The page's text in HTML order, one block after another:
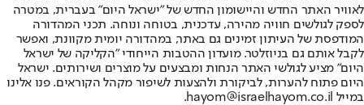
לאוויר האתר החדש והיישומון החדש של "ישראל היום" בעברית, במטרה
לספק לגולשים חוויה מהירה, עדכנית, בטוחה ונוחה. תכני המהדורה
המודפסת של העיתון זמינים גם באתר, במהדורה יומית מקוונת, ואפשר
לקבל אותם גם בניוזלטר. מועדון ההטבות הייחודי "הקליקה של ישראל
היום" מציע לגולשי האתר הנחות ומבצעים על מוצרים ושירותים. ישראל
היום פתוח להערות, לביקורת ולהצעות לשיפור מקהל הקוראים. פנו אלינו
במייל hayom@israelhayom.co.il.